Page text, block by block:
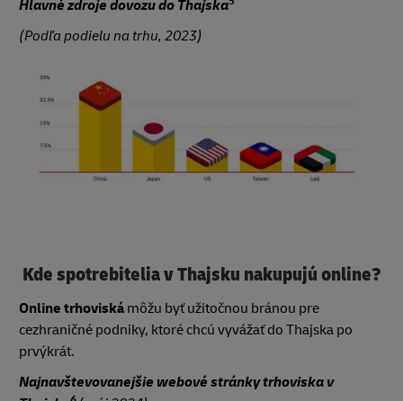
Hlavné zdroje dovozu do Thajska
(Podľa podielu na trhu, 2023)
Kde spotrebitelia v Thajsku nakupujú online?
Online trhoviská môžu byť užitočnou bránou pre
cezhraničné podniky, ktoré chcú vyvážať do Thajska po
prvýkrát.
Najnavštevovanejšie webové stránky trhoviska v